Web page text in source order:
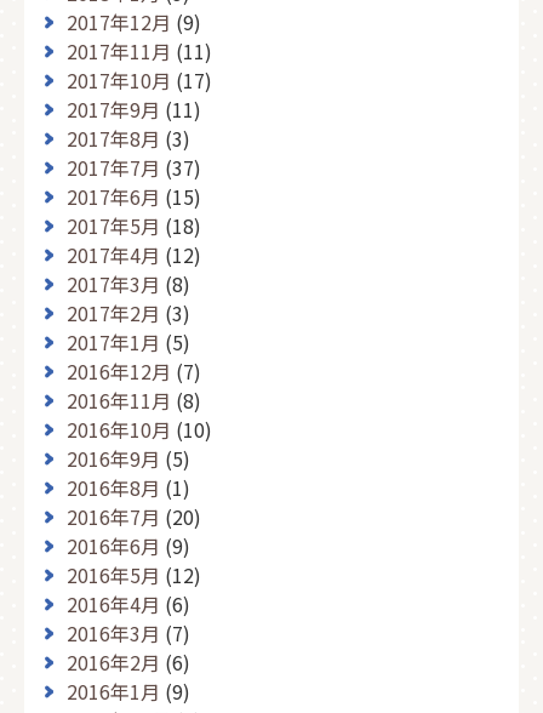
2017年12月 (9)
2017年11月 (11)
2017年10月 (17)
2017年9月 (11)
2017年8月 (3)
2017年7月 (37)
2017年6月 (15)
2017年5月 (18)
2017年4月 (12)
2017年3月 (8)
2017年2月 (3)
2017年1月 (5)
2016年12月 (7)
2016年11月 (8)
2016年10月 (10)
2016年9月 (5)
2016年8月 (1)
2016年7月 (20)
2016年6月 (9)
2016年5月 (12)
2016年4月 (6)
2016年3月 (7)
2016年2月 (6)
2016年1月 (9)